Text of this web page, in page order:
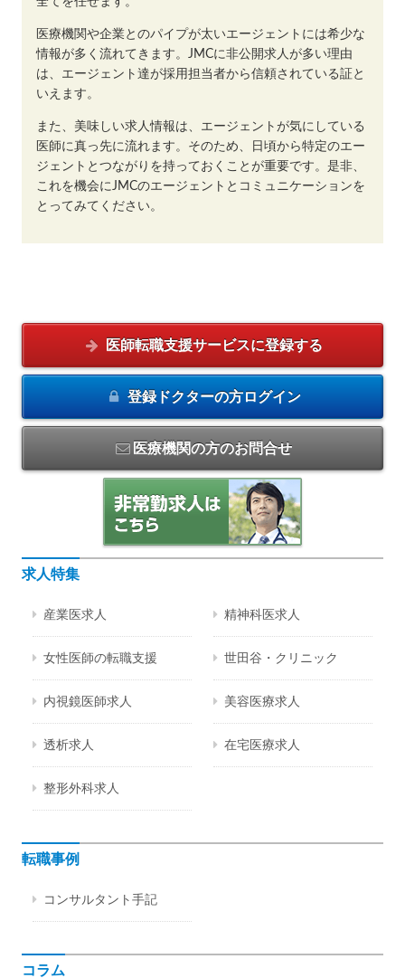
医療機関や企業とのパイプが太いエージェントには希少な
情報が多く流れてきます。JMCに非公開求人が多い理由
は、エージェント達が採用担当者から信頼されている証と
いえます。
また、美味しい求人情報は、エージェントが気にしている
医師に真っ先に流れます。そのため、日頃から特定のエー
ジェントとつながりを持っておくことが重要です。是非、
これを機会にJMCのエージェントとコミュニケーションを
とってみてください。
医師転職支援サービスに登録する
登録ドクターの方ログイン
医療機関の方のお問合せ
求人特集
産業医求人 精神科医求人
女性医師の転職支援 世田谷・クリニック
内視鏡医師求人 美容医療求人
透析求人 在宅医療求人
整形外科求人
転職事例
コンサルタント手記
コラム